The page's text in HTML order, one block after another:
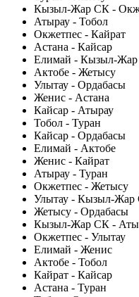
Кызыл-Жар СК -
Атырау - Тобол
Окжетпес - Кайрат
Астана - Кайсар
Елимай - Кызыл-
Актобе - Жетысу
Улытау - Ордабасы
Женис - Астана
Кайсар - Атырау
Тобол - Туран
Кайсар - Ордабасы
Елимай - Актобе
Женис - Кайрат
Атырау - Туран
Окжетпес - Жетысу
Улытау - Кызыл-
Жетысу - Ордабасы
Кызыл-Жар СК -
Окжетпес - Улытау
Елимай - Женис
Актобе - Тобол
Кайрат - Кайсар
Астана - Туран